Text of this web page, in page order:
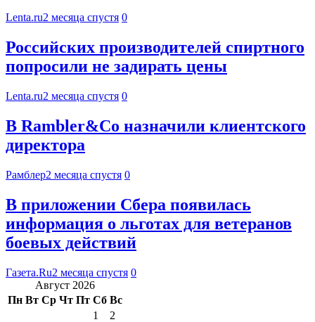
Lenta.ru2 месяца спустя 0
Российских производителей спиртного
попросили не задирать цены
Lenta.ru2 месяца спустя 0
В Rambler&Co назначили клиентского
директора
Рамблер2 месяца спустя 0
В приложении Сбера появилась
информация о льготах для ветеранов
боевых действий
Газета.Ru2 месяца спустя 0
Август 2026
Пн Вт Ср Чт Пт Сб Вс
1
2